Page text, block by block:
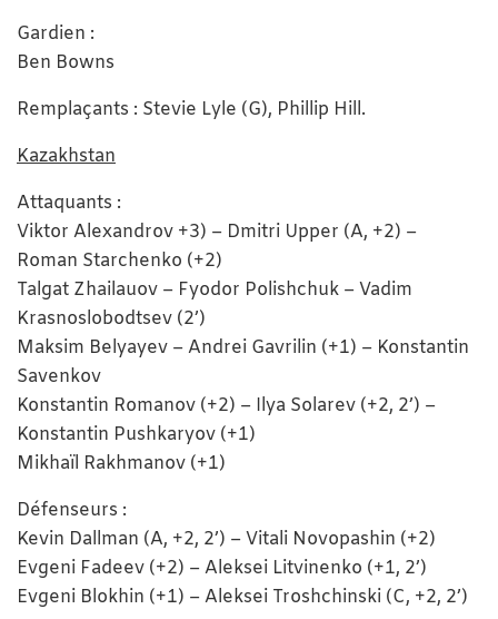
Gardien :
Ben Bowns
Remplaçants : Stevie Lyle (G), Phillip Hill.
Kazakhstan
Attaquants :
Viktor Alexandrov +3) – Dmitri Upper (A, +2) –
Roman Starchenko (+2)
Talgat Zhailauov – Fyodor Polishchuk – Vadim
Krasnoslobodtsev (2’)
Maksim Belyayev – Andrei Gavrilin (+1) – Konstantin
Savenkov
Konstantin Romanov (+2) – Ilya Solarev (+2, 2’) –
Konstantin Pushkaryov (+1)
Mikhaïl Rakhmanov (+1)
Défenseurs :
Kevin Dallman (A, +2, 2’) – Vitali Novopashin (+2)
Evgeni Fadeev (+2) – Aleksei Litvinenko (+1, 2’)
Evgeni Blokhin (+1) – Aleksei Troshchinski (C, +2, 2’)